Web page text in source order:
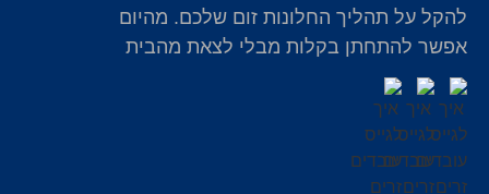
להקל על תהליך החלונות זום שלכם. מהיום
אפשר להתחתן בקלות מבלי לצאת מהבית